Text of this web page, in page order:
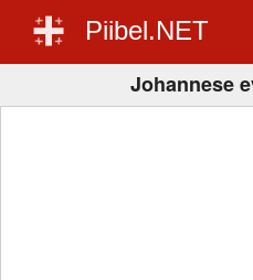
Piibel.NET
Johannese